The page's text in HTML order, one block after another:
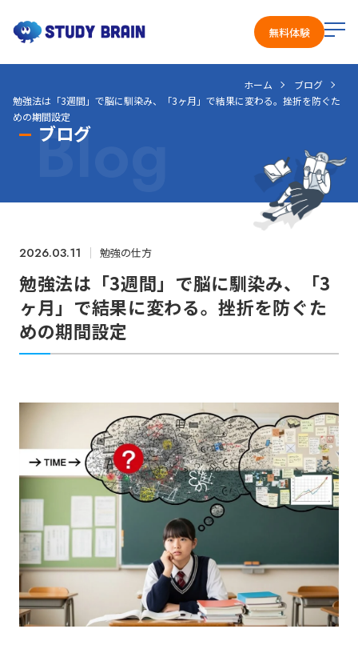
無料体験
メ
ュ
ー
を
ホーム
ブログ
勉強法は「3週間」で脳に馴染み、「3ヶ月」で結果に変わる。挫折を防ぐた
めの期間設定
ブログ
Blog
2026.03.11 勉強の仕方
勉強法は「3週間」で脳に馴染み、「3
ヶ月」で結果に変わる。挫折を防ぐた
めの期間設定